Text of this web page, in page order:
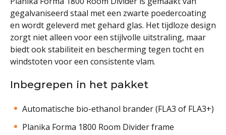
gegalvaniseerd staal met een zwarte poedercoating
en wordt geleverd met gehard glas. Het tijdloze design
zorgt niet alleen voor een stijlvolle uitstraling, maar
biedt ook stabiliteit en bescherming tegen tocht en
windstoten voor een consistente vlam.
Inbegrepen in het pakket
Automatische bio-ethanol brander (FLA3 of FLA3+)
Planika Forma 1800 Room Divider frame